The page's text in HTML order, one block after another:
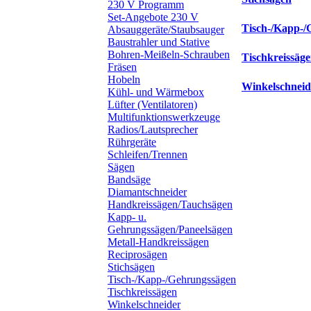
230 V Programm
Set-Angebote 230 V
Absauggeräte/Staubsauger
Baustrahler und Stative
Bohren-Meißeln-Schrauben
Fräsen
Hobeln
Kühl- und Wärmebox
Lüfter (Ventilatoren)
Multifunktionswerkzeuge
Radios/Lautsprecher
Rührgeräte
Schleifen/Trennen
Sägen
Bandsäge
Diamantschneider
Handkreissägen/Tauchsägen
Kapp- u.
Gehrungssägen/Paneelsägen
Metall-Handkreissägen
Reciprosägen
Stichsägen
Tisch-/Kapp-/Gehrungssägen
Tischkreissägen
Winkelschneider
Tisch-/Kapp-/